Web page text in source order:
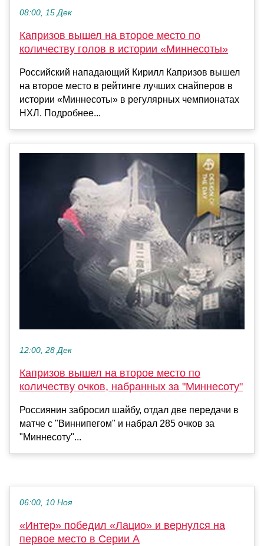
08:00, 15 Дек
Капризов вышел на второе место по
количеству голов в истории «Миннесоты»
Российский нападающий Кирилл Капризов вышел
на второе место в рейтинге лучших снайперов в
истории «Миннесоты» в регулярных чемпионатах
НХЛ. Подробнее...
12:00, 28 Дек
Капризов вышел на второе место по
количеству очков, набранных за "Миннесоту"
Россиянин забросил шайбу, отдал две передачи в
матче с "Виннипегом" и набрал 285 очков за
"Миннесоту"...
06:00, 10 Ноя
«Интер» победил «Лацио» и вернулся на
первое место в Серии А